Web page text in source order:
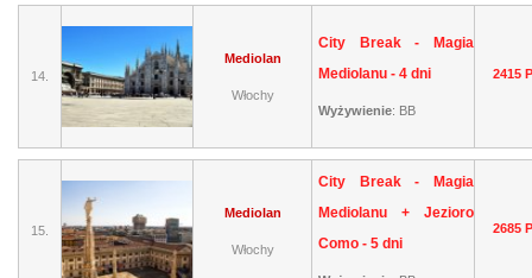
14.
Mediolan
Włochy
City Break - Magia
Mediolanu - 4 dni
Wyżywienie: BB
2415
15.
Mediolan
Włochy
City Break - Magia
Mediolanu + Jezioro
Como - 5 dni
2685